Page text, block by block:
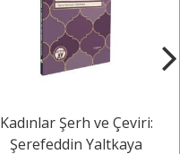
Kadınlar Şerh ve Çeviri:
Şerefeddin Yaltkaya